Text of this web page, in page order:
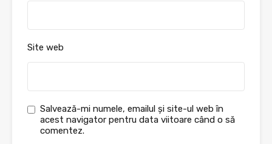
Site web
Salvează-mi numele, emailul și site-ul web în
acest navigator pentru data viitoare când o să
comentez.